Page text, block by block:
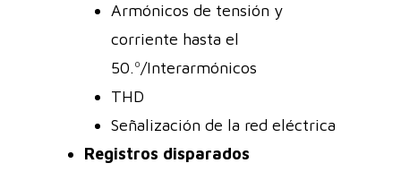
Armónicos de tensión y
corriente hasta el
50.º/Interarmónicos
THD
Señalización de la red eléctrica
Registros disparados